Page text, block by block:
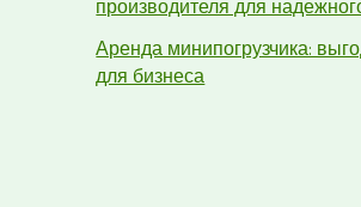
производителя для
Аренда минипогрузчика:
для бизнеса